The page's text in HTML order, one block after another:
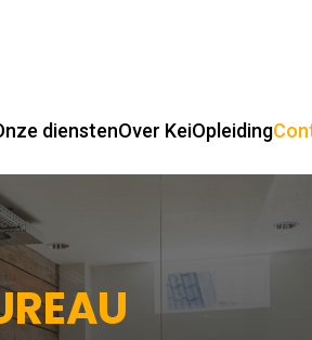
dienstenOver KeiOpleiding